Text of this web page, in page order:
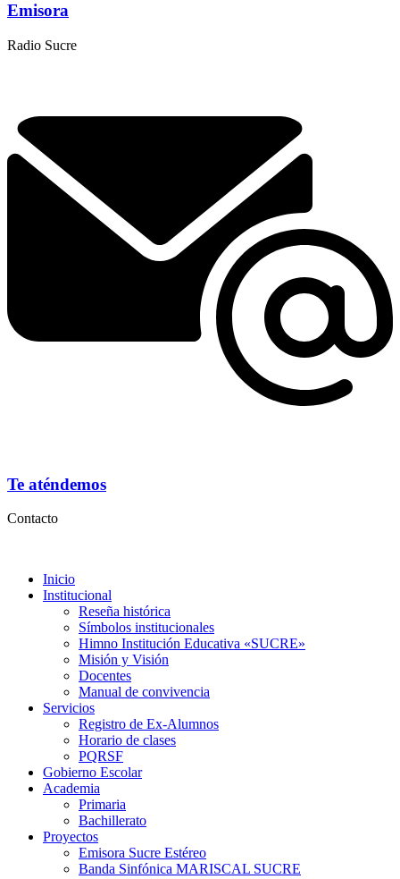
Emisora
Radio Sucre
Te aténdemos
Contacto
Inicio
Institucional
Reseña histórica
Símbolos institucionales
Himno Institución Educativa «SUCRE»
Misión y Visión
Docentes
Manual de convivencia
Servicios
Registro de Ex-Alumnos
Horario de clases
PQRSF
Gobierno Escolar
Academia
Primaria
Bachillerato
Proyectos
Emisora Sucre Estéreo
Banda Sinfónica MARISCAL SUCRE